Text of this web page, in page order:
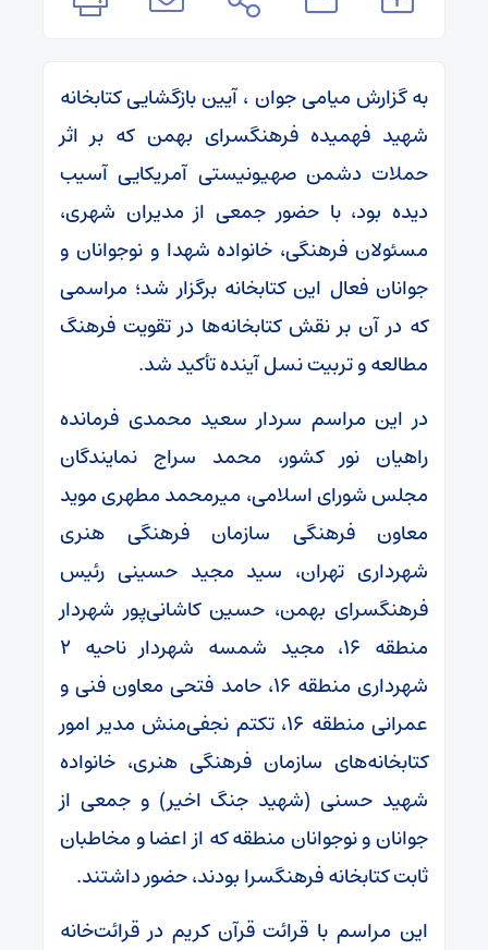
به گزارش میامی جوان ، آیین بازگشایی کتابخانه
شهید فهمیده فرهنگسرای بهمن که بر اثر
حملات دشمن صهیونیستی آمریکایی آسیب
دیده بود، با حضور جمعی از مدیران شهری،
مسئولان فرهنگی، خانواده شهدا و نوجوانان و
جوانان فعال این کتابخانه برگزار شد؛ مراسمی
که در آن بر نقش کتابخانه‌ها در تقویت فرهنگ
مطالعه و تربیت نسل آینده تأکید شد.
در این مراسم سردار سعید محمدی فرمانده
راهیان نور کشور، محمد سراج نمایندگان
مجلس شورای اسلامی، میرمحمد مطهری موید
معاون فرهنگی سازمان فرهنگی هنری
شهرداری تهران، سید مجید حسینی رئیس
فرهنگسرای بهمن، حسین کاشانی‌پور شهردار
منطقه ۱۶، مجید شمسه شهردار ناحیه ۲
شهرداری منطقه ۱۶، حامد فتحی معاون فنی و
عمرانی منطقه ۱۶، تکتم نجفی‌منش مدیر امور
کتابخانه‌های سازمان فرهنگی هنری، خانواده
شهید حسنی (شهید جنگ اخیر) و جمعی از
جوانان و نوجوانان منطقه که از اعضا و مخاطبان
ثابت کتابخانه فرهنگسرا بودند، حضور داشتند.
این مراسم با قرائت قرآن کریم در قرائت‌خانه